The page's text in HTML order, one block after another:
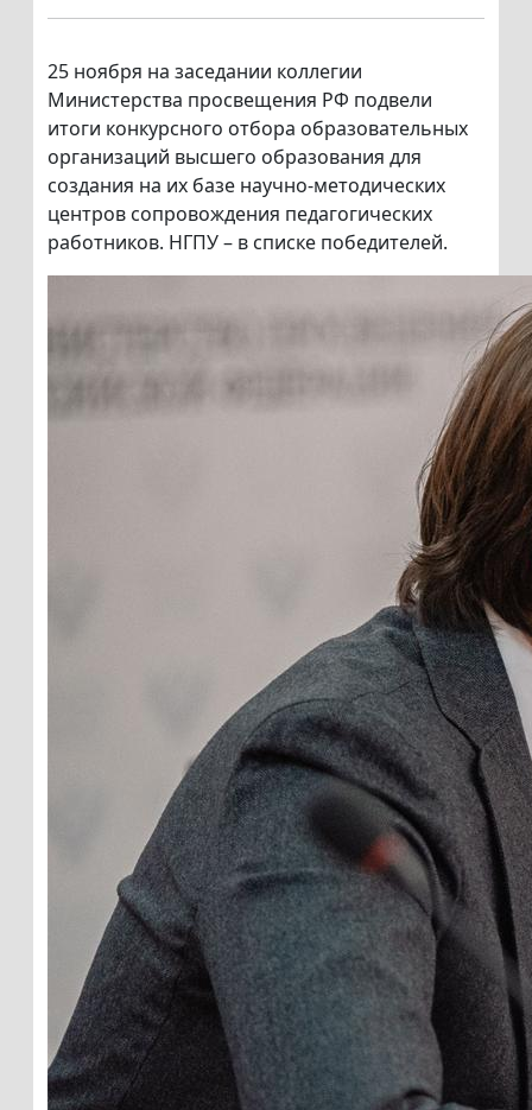
25 ноября на заседании коллегии
Министерства просвещения РФ подвели
итоги конкурсного отбора образовательных
организаций высшего образования для
создания на их базе научно-методических
центров сопровождения педагогических
работников. НГПУ – в списке победителей.